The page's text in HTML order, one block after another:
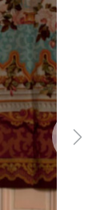
Next